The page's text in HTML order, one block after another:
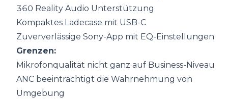
360 Reality Audio Unterstützung
Kompaktes Ladecase mit USB-C
Zuververlässige Sony-App mit EQ-Einstellungen
Grenzen:
Mikrofonqualität nicht ganz auf Business-Niveau
ANC beeinträchtigt die Wahrnehmung von
Umgebung